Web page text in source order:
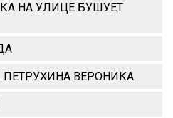
НА УЛИЦЕ БУШУЕТ
ВЕРОНИКА